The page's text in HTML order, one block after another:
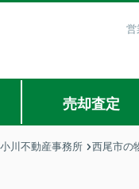
営
売却査定
川不動産事務所 西尾市の